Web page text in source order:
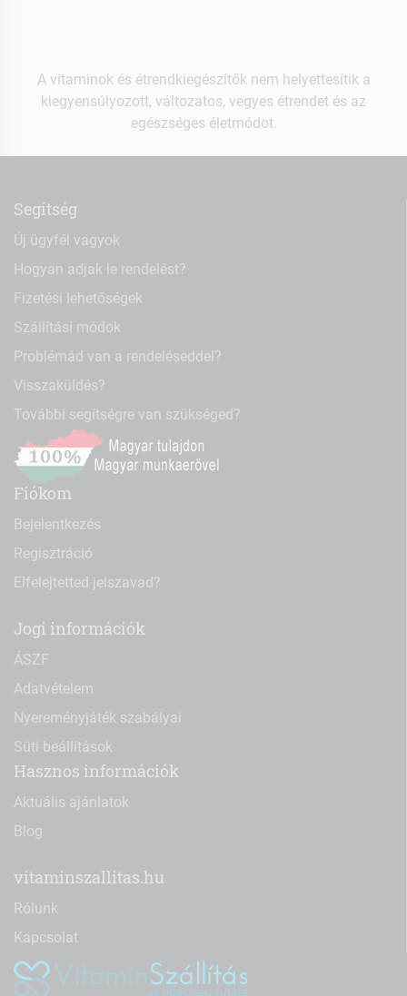
A vitaminok és étrendkiegészítők nem helyettesítik a
kiegyensúlyozott, változatos, vegyes étrendet és az
egészséges életmódot.
Segítség
Új ügyfél vagyok
Hogyan adjak le rendelést?
Fizetési lehetőségek
Szállítási módok
Problémád van a rendeléseddel?
Visszaküldés?
További segítségre van szükséged?
Fiókom
Bejelentkezés
Regisztráció
Elfelejtetted jelszavad?
Jogi információk
ÁSZF
Adatvételem
Nyereményjáték szabályai
Süti beállítások
Hasznos információk
Aktuális ajánlatok
Blog
vitaminszallitas.hu
Rólunk
Kapcsolat